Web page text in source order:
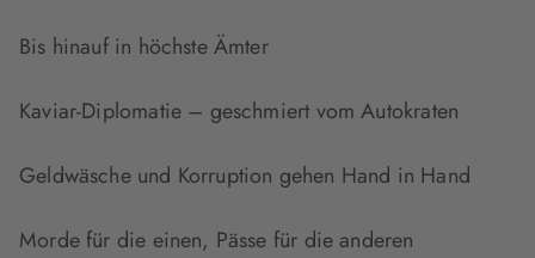
Bis hinauf in höchste Ämter
Kaviar-Diplomatie – geschmiert vom Autokraten
Geldwäsche und Korruption gehen Hand in Hand
Morde für die einen, Pässe für die anderen